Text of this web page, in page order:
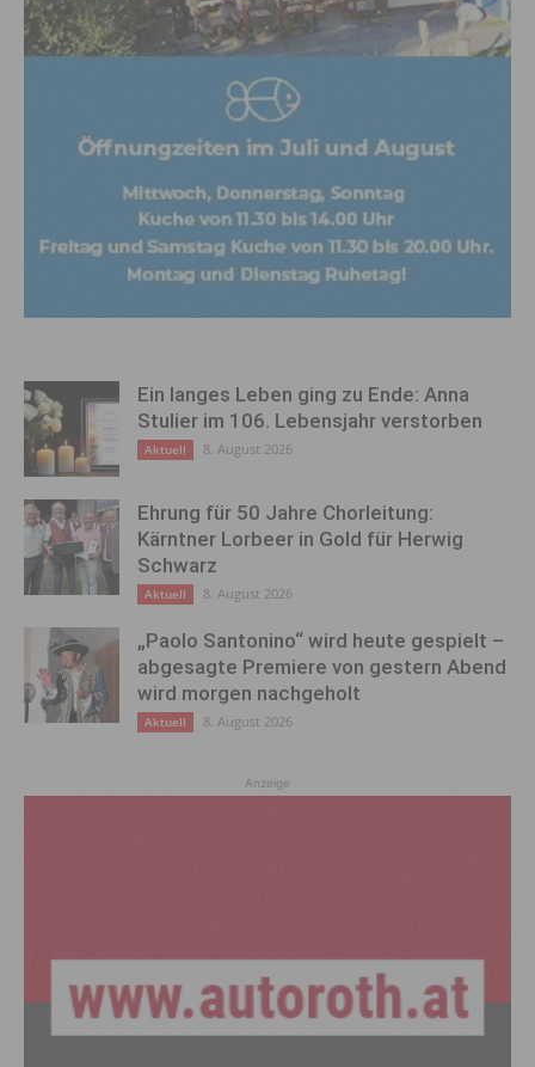
Ein langes Leben ging zu Ende: Anna
Stulier im 106. Lebensjahr verstorben
Aktuell 8. August 2026
Ehrung für 50 Jahre Chorleitung:
Kärntner Lorbeer in Gold für Herwig
Schwarz
Aktuell 8. August 2026
„Paolo Santonino“ wird heute gespielt –
abgesagte Premiere von gestern Abend
wird morgen nachgeholt
Aktuell 8. August 2026
Anzeige